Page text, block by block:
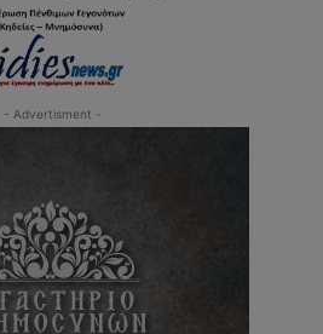
- Advertisment -